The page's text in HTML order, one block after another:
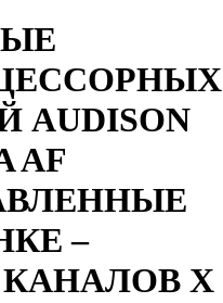
AUDISON
AF
–
Х